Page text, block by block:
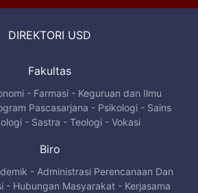
DIREKTORI USD
Fakultas
- Farmasi- Keguruan dan Ilmu
Pascasarjana - Psikologi - Sains
- Sastra - Teologi - Vokasi
Biro
- Administrasi Perencanaan Dan
- Hubungan Masyarakat- Kerjasama